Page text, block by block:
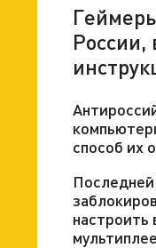
способ их